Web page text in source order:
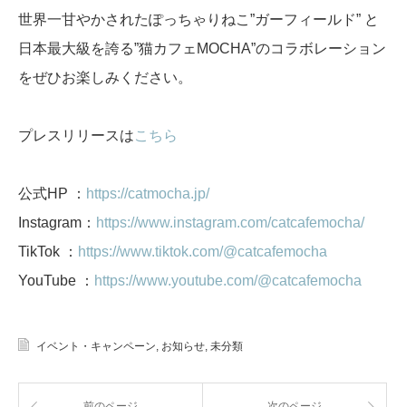
世界一甘やかされたぽっちゃりねこ”ガーフィールド” と
日本最大級を誇る”猫カフェMOCHA”のコラボレーション
をぜひお楽しみください。
プレスリリースはこちら
公式HP ： https://catmocha.jp/
Instagram： https://www.instagram.com/catcafemocha/
TikTok ： https://www.tiktok.com/@catcafemocha
YouTube ： https://www.youtube.com/@catcafemocha
イベント・キャンペーン, お知らせ, 未分類